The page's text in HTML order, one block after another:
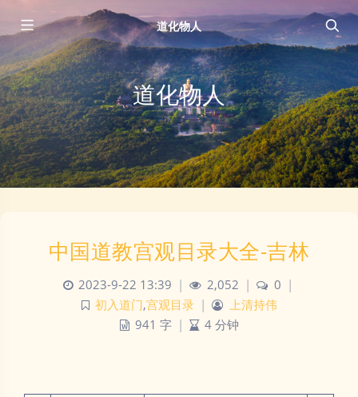
道化物人
道化物人
中国道教宫观目录大全-吉林
2023-9-22 13:39 | 2,052 | 0 |
初入道门,宫观目录 |
上清持伟
941 字 | 4 分钟